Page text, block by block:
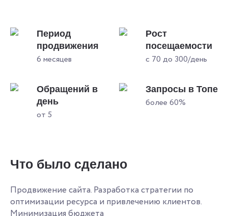
Период
продвижения
6 месяцев
Рост
посещаемости
с 70 до 300/день
Обращений в
день
от 5
Запросы в Топе
более 60%
Что было сделано
Продвижение сайта. Разработка стратегии по
оптимизации ресурса и привлечению клиентов.